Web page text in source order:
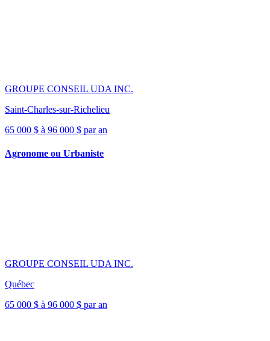
GROUPE CONSEIL UDA INC.
Saint-Charles-sur-Richelieu
65 000 $ à 96 000 $ par an
Agronome ou Urbaniste
GROUPE CONSEIL UDA INC.
Québec
65 000 $ à 96 000 $ par an